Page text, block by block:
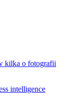
kilka o fotografii
intelligence